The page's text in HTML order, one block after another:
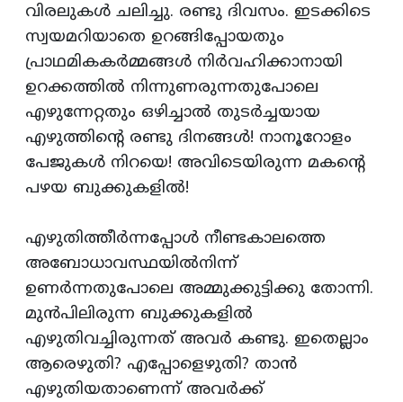
വിരലുകള്‍ ചലിച്ചു. രണ്ടു ദിവസം. ഇടക്കിടെ
സ്വയമറിയാതെ ഉറങ്ങിപ്പോയതും
പ്രാഥമികകര്‍മ്മങ്ങള്‍ നിര്‍വഹിക്കാനായി
ഉറക്കത്തില്‍ നിന്നുണരുന്നതുപോലെ
എഴുന്നേറ്റതും ഒഴിച്ചാല്‍ തുടര്‍ച്ചയായ
എഴുത്തിന്‍റെ രണ്ടു ദിനങ്ങള്‍! നാനൂറോളം
പേജുകള്‍ നിറയെ! അവിടെയിരുന്ന മകന്‍റെ
പഴയ ബുക്കുകളില്‍!
എഴുതിത്തീര്‍ന്നപ്പോള്‍ നീണ്ടകാലത്തെ
അബോധാവസ്ഥയില്‍നിന്ന്‌
ഉണര്‍ന്നതുപോലെ അമ്മുക്കുട്ടിക്കു തോന്നി.
മുന്‍പിലിരുന്ന ബുക്കുകളില്‍
എഴുതിവച്ചിരുന്നത്‌ അവര്‍ കണ്ടു. ഇതെല്ലാം
ആരെഴുതി? എപ്പോളെഴുതി? താന്‍
എഴുതിയതാണെന്ന്‌ അവര്‍ക്ക്‌